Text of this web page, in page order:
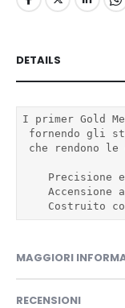
DETAILS
I primer Gold
fornendo gli
che rendono
Precisione
Accensione
Costruito
MAGGIORI
RECENSIONI